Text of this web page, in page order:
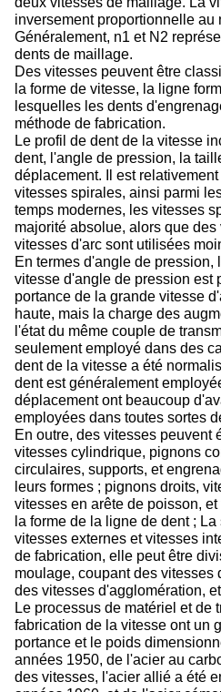
inversement proportionnelle au
Généralement, n1 et N2
dents de maillage.
Des vitesses peuvent être
la forme de vitesse, la ligne
lesquelles les dents
méthode de fabrication.
Le profil de dent de la vitesse
dent, l'angle de pression, la
déplacement. Il est
vitesses spirales, ainsi parmi
temps modernes, les vitesses
majorité absolue, alors que
vitesses d'arc sont utilisées
En termes d'angle de pression,
vitesse d'angle de pression est
portance de la grande vitesse
haute, mais la charge des
l'état du même couple de
seulement employé dans des
dent de la vitesse a été
dent est généralement
déplacement ont beaucoup
employées dans toutes sortes
En outre, des vitesses peuvent
vitesses cylindrique, pignons
circulaires, supports, et
leurs formes ; pignons droits,
vitesses en arête de poisson,
la forme de la ligne de dent ;
vitesses externes et vitesses
de fabrication, elle peut être
moulage, coupant des vitesses
des vitesses d'agglomération,
Le processus de matériel et de
fabrication de la vitesse ont un
portance et le poids
années 1950, de l'acier au
des vitesses, l'acier allié a été